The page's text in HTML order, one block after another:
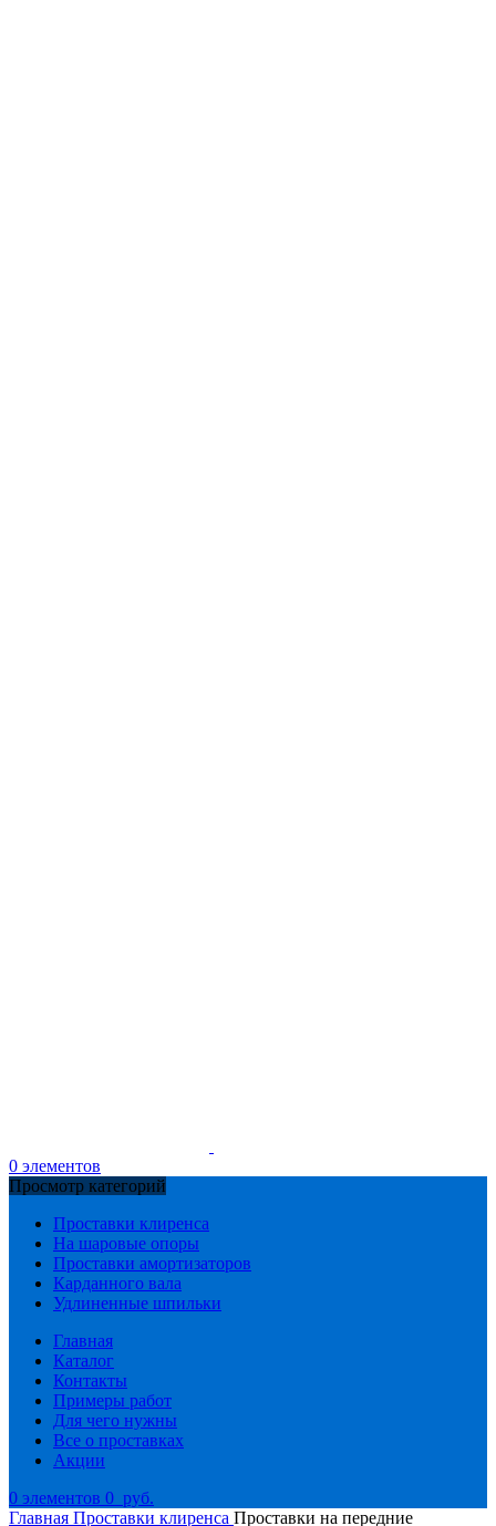
0 элементов
Просмотр категорий
Проставки клиренса
На шаровые опоры
Проставки амортизаторов
Карданного вала
Удлиненные шпильки
Главная
Каталог
Контакты
Примеры работ
Для чего нужны
Все о проставках
Акции
0 элементов 0 руб.
Главная Проставки клиренса Проставки на передние